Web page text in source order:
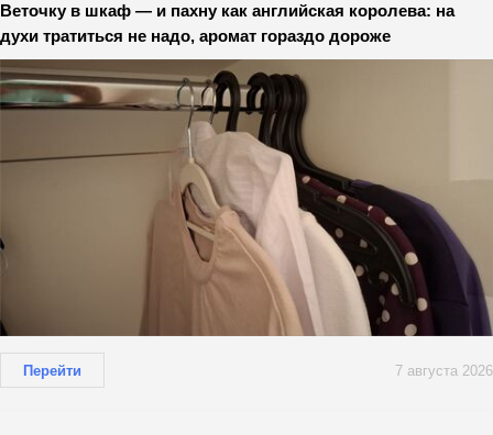
Веточку в шкаф — и пахну как английская королева: на
духи тратиться не надо, аромат гораздо дороже
Перейти 7 августа 2026